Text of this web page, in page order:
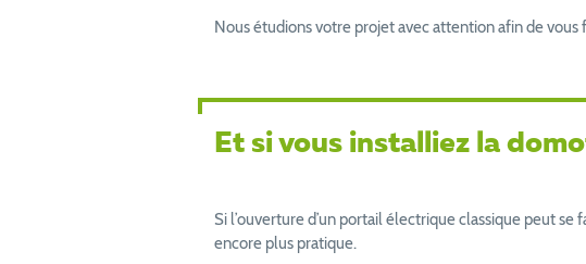
Nous étudions votre projet avec attention afin de
Et si vous installiez la
Si l’ouverture d’un portail électrique classique peut
encore plus pratique.